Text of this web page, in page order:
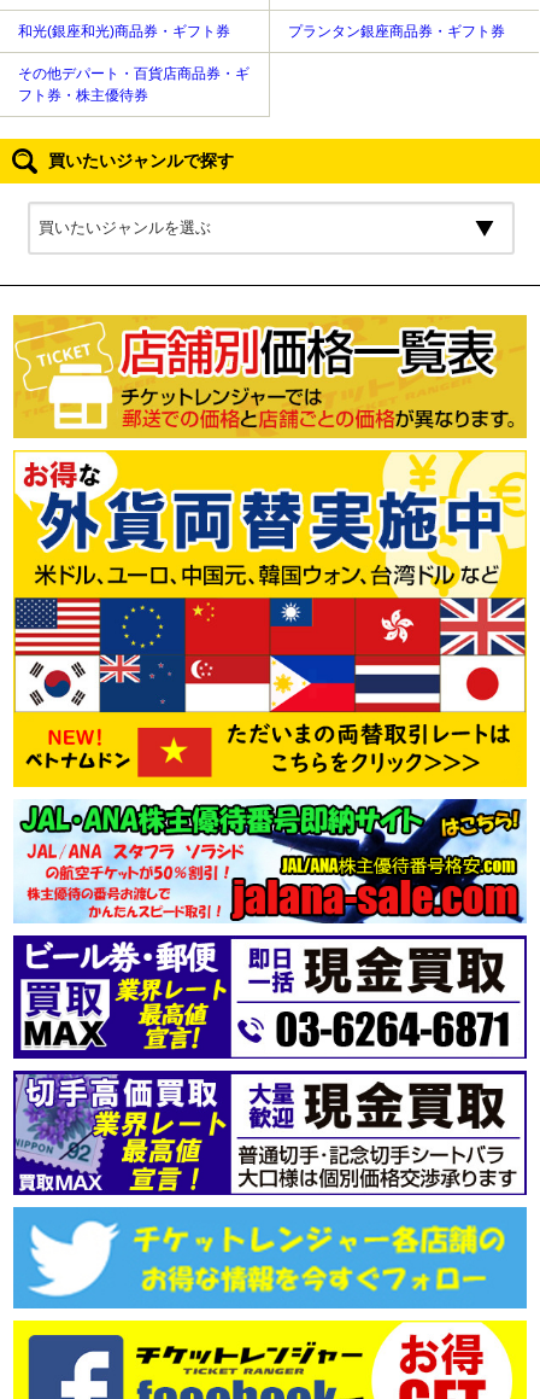
和光(銀座和光)商品券・ギフト券 プランタン銀座商品券・ギフト券
その他デパート・百貨店商品券・ギ
フト券・株主優待券
買いたいジャンルで探す